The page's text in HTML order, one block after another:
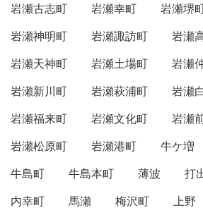
岩瀬古志町
岩瀬幸町 岩瀬堺
岩瀬神明町
岩瀬諏訪町
岩瀬
岩瀬天神町
岩瀬土場町
岩瀬
岩瀬新川町
岩瀬萩浦町
岩瀬
岩瀬福来町
岩瀬文化町
岩瀬
岩瀬松原町
岩瀬港町 牛ケ増
牛島町
牛島本町 薄波 打
内幸町
馬瀬 梅沢町 上野